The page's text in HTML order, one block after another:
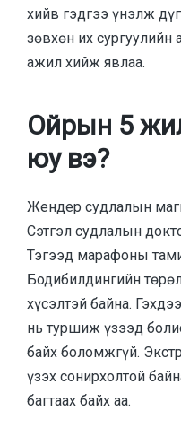
хийв гэдгээ үнэлж
зөвхөн их сургуулийн
ажил хийж явлаа.
Ойрын 5
юу вэ?
Жендер судлалын
Сэтгэл судлалын
Тэгээд марафоны
Бодибилдингийн
хүсэлтэй байна.
нь туршиж үзээд
байх боломжгүй.
үзэх сонирхолтой
багтаах байх аа.